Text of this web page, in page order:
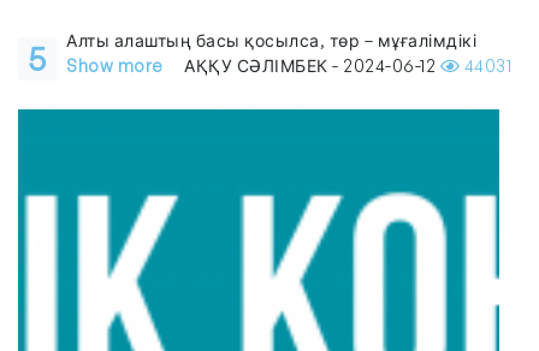
5
Алты алаштың басы қосылса, төр – мұғалімдікі
Show more
АҚҚУ СӘЛІМБЕК - 2024-06-12 44031